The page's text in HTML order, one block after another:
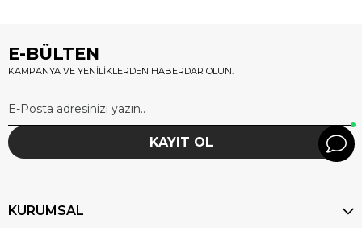
E-BÜLTEN
KAMPANYA VE YENİLİKLERDEN HABERDAR OLUN.
KAYIT OL
KURUMSAL